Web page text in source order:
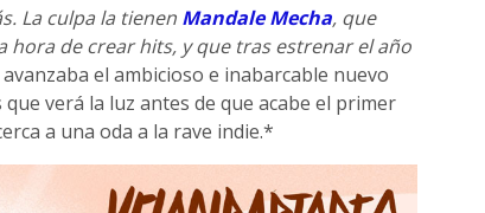
La culpa la tienen Mandale Mecha, que
de crear hits, y que tras estrenar el año
el ambicioso e inabarcable nuevo
verá la luz antes de que acabe el primer
a una oda a la rave indie.*